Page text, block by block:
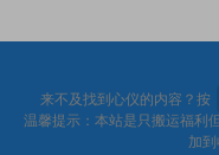
来不及找到心仪的内容？按
温馨提示：本站是只搬运福利
加